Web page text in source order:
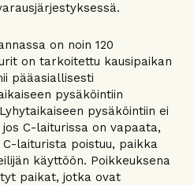
on noin 120
on tarkoitettu kausipaikan
pääasiallisesti
pysäköintiin
pysäköintiin ei
C-laiturissa on vapaata,
laiturista poistuu, paikka
käyttöön. Poikkeuksena
paikat, jotka ovat